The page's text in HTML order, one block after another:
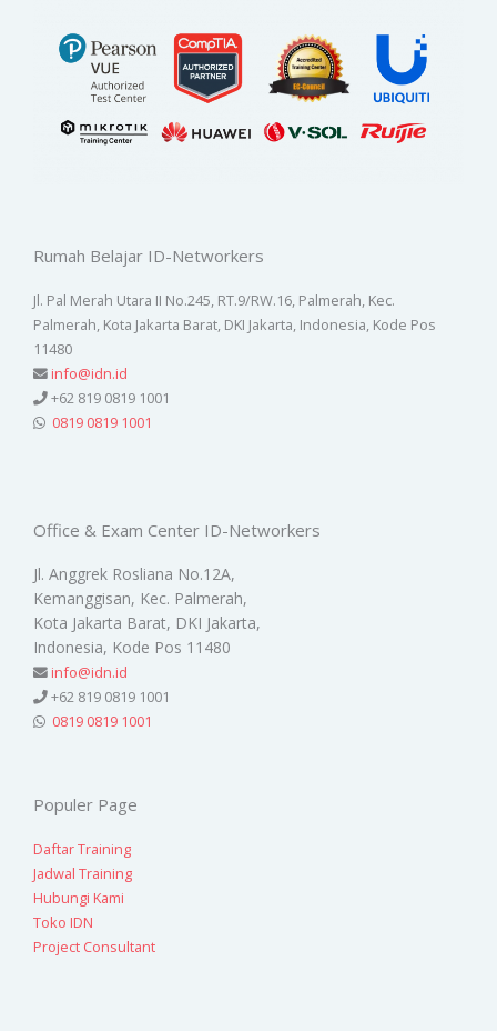
Rumah Belajar ID-Networkers
Jl. Pal Merah Utara II No.245, RT.9/RW.16, Palmerah, Kec.
Palmerah, Kota Jakarta Barat, DKI Jakarta, Indonesia, Kode Pos
11480
info@idn.id
+62 819 0819 1001
0819 0819 1001
Office & Exam Center ID-Networkers
Jl. Anggrek Rosliana No.12A,
Kemanggisan, Kec. Palmerah,
Kota Jakarta Barat, DKI Jakarta,
Indonesia, Kode Pos 11480
info@idn.id
+62 819 0819 1001
0819 0819 1001
Populer Page
Daftar Training
Jadwal Training
Hubungi Kami
Toko IDN
Project Consultant